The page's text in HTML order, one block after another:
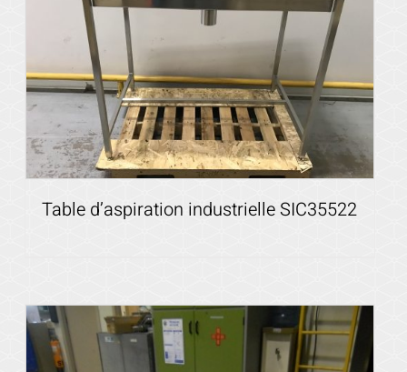
Voir les détails
Table d’aspiration industrielle SIC35522